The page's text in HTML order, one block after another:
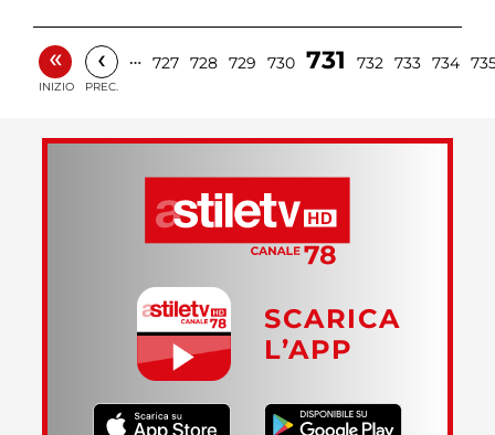
«
INIZIO
‹
PREC.
… 727 728 729 730 731 732 733 734
SCARICA
L’APP